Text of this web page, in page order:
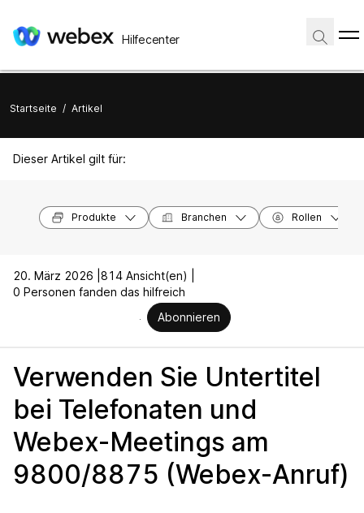
Hilfecenter
Startseite / Artikel
Dieser Artikel gilt für:
Produkte Branchen Rollen
20. März 2026 | 814 Ansicht(en) |
0 Personen fanden das hilfreich
Abonnieren
Verwenden Sie Untertitel
bei Telefonaten und
Webex-Meetings am
9800/8875 (Webex-Anruf)